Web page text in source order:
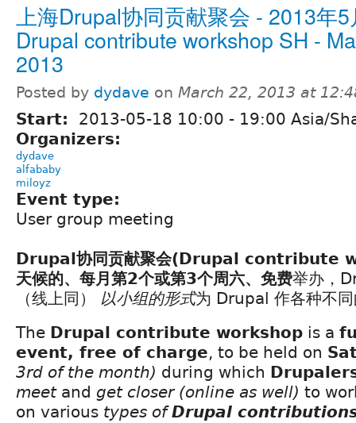
上海Drupal协同贡献聚会 - 2013年
Drupal contribute workshop SH -
2013
Posted by dydave on March 22, 2013 at
Start: 2013-05-18 10:00 - 19:00 Asia/
Organizers:
dydave
alfababy
miloyz
Event type:
User group meeting
Drupal协同贡献聚会(Drupal contribute
天候的、每月第2个或第3个周六、免费举办，
（线上同） 以小组的形式为 Drupal 作各种不
The Drupal contribute workshop is a
event, free of charge, to be held on
3rd of the month) during which
meetand get closer (online as well) to
on various types ofDrupal